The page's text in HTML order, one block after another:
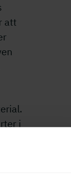
att
i